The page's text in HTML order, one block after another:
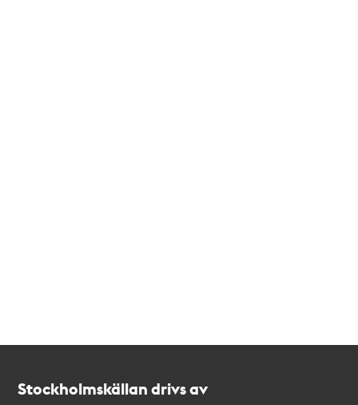
Stockholmskällan drivs av